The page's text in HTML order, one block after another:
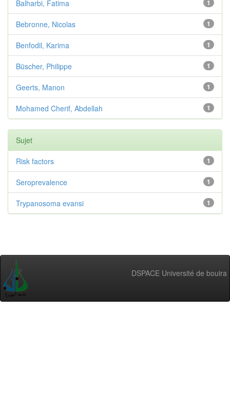
1
Balharbi, Fatima
1
Bebronne, Nicolas
1
Benfodil, Karima
1
Büscher, Philippe
1
Geerts, Manon
1
Mohamed Cherif, Abdellah
Sujet
1
Risk factors
1
Seroprevalence
1
Trypanosoma evansi
DSPACE Université de bouira